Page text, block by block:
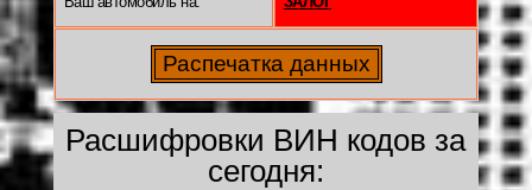
Расшифровки ВИН кодов за
сегодня: